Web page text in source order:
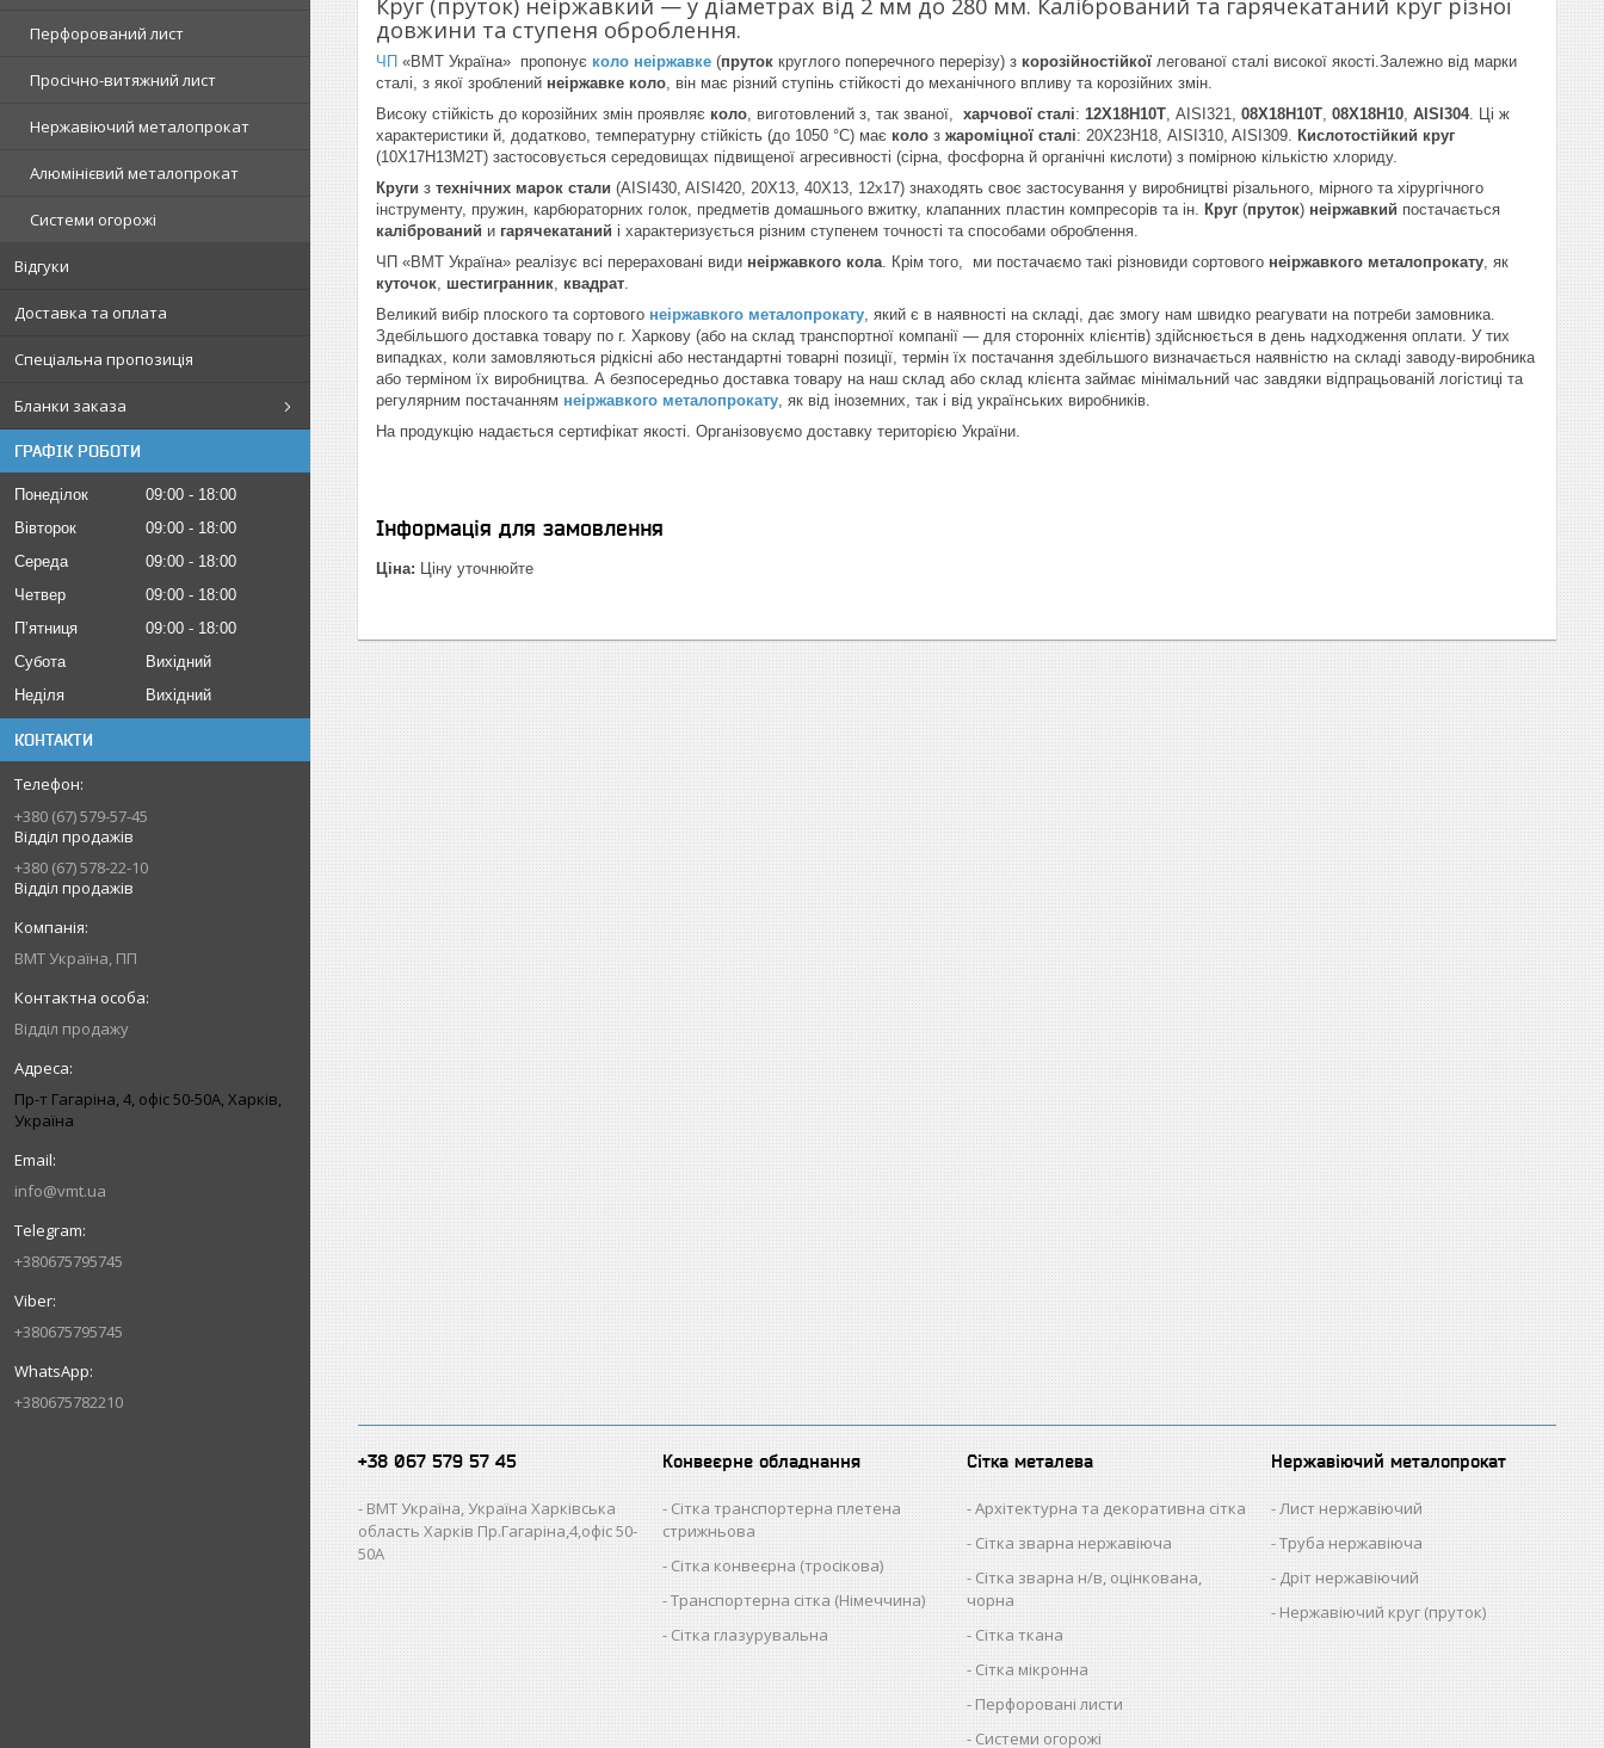
Перфорований лист
Просічно-витяжний лист
Нержавіючий металопрокат
Алюмінієвий металопрокат
Системи огорожі
Відгуки
Доставка та оплата
Спеціальна пропозиція
Бланки заказа
ГРАФІК РОБОТИ
Понеділок 09:00
18:00
Вівторок
09:00
18:00
Середа
09:00
18:00
Четвер
09:00
18:00
Пʼятниця
09:00
18:00
Субота
Вихідний
Неділя
Вихідний
КОНТАКТИ
+380 (67) 579-57-45
Відділ продажів
+380 (67) 578-22-10
Відділ продажів
ВМТ Україна, ПП
Відділ продажу
Пр-т Гагаріна, 4, офіс 50-50A, Харків,
Україна
info@vmt.ua
+380675795745
+380675795745
+380675782210
Круг (пруток) неіржавкий — у діаметрах від 2 мм до 280 мм. Калібрований та гарячекатаний круг різної
довжини та ступеня оброблення.
ЧП «ВМТ Україна» пропонує коло неіржавке (пруток круглого поперечного перерізу) з корозійностійкої легованої сталі високої якості.Залежно від марки
сталі, з якої зроблений неіржавке коло, він має різний ступінь стійкості до механічного впливу та корозійних змін.
Високу стійкість до корозійних змін проявляє коло, виготовлений з, так званої, харчової сталі: 12Х18Н10Т, AISI321, 08Х18Н10Т, 08Х18Н10, AISI304. Ці ж
характеристики й, додатково, температурну стійкість (до 1050 °C) має коло з жароміцної сталі: 20Х23Н18, AISI310, AISI309. Кислотостійкий круг
(10Х17Н13М2Т) застосовується середовищах підвищеної агресивності (сірна, фосфорна й органічні кислоти) з помірною кількістю хлориду.
Круги з технічних марок стали (AISI430, AISI420, 20Х13, 40Х13, 12х17) знаходять своє застосування у виробництві різального, мірного та хірургічного
інструменту, пружин, карбюраторних голок, предметів домашнього вжитку, клапанних пластин компресорів та ін. Круг (пруток) неіржавкий постачається
калібрований и гарячекатаний і характеризується різним ступенем точності та способами оброблення.
ЧП «ВМТ Україна» реалізує всі перераховані види неіржавкого кола. Крім того, ми постачаємо такі різновиди сортового неіржавкого металопрокату, як
куточок, шестигранник, квадрат.
Великий вибір плоского та сортового неіржавкого металопрокату, який є в наявності на складі, дає змогу нам швидко реагувати на потреби замовника.
Здебільшого доставка товару по г. Харкову (або на склад транспортної компанії — для сторонніх клієнтів) здійснюється в день надходження оплати. У тих
випадках, коли замовляються рідкісні або нестандартні товарні позиції, термін їх постачання здебільшого визначається наявністю на складі заводу-виробника
або терміном їх виробництва. А безпосередньо доставка товару на наш склад або склад клієнта займає мінімальний час завдяки відпрацьованій логістиці та
регулярним постачанням неіржавкого металопрокату, як від іноземних, так і від українських виробників.
На продукцію надається сертифікат якості. Організовуємо доставку територією України.
Інформація для замовлення
Ціна: Ціну уточнюйте
+38 067 579 57 45
ВМТ Україна, Україна Харківська
область Харків Пр.Гагаріна,4,офіс 50-
50А
Конвеєрне обладнання
Сітка транспортерна плетена
стрижньова
Сітка конвеєрна (тросікова)
Транспортерна сітка (Німеччина)
Сітка глазурувальна
Сітка металева
Архітектурна та декоративна сітка
Сітка зварна нержавіюча
Сітка зварна н/в, оцінкована,
чорна
Сітка ткана
Сітка мікронна
Перфоровані листи
Системи огорожі
Нержавіючий металопрокат
Лист нержавіючий
Труба нержавіюча
Дріт нержавіючий
Нержавіючий круг (пруток)